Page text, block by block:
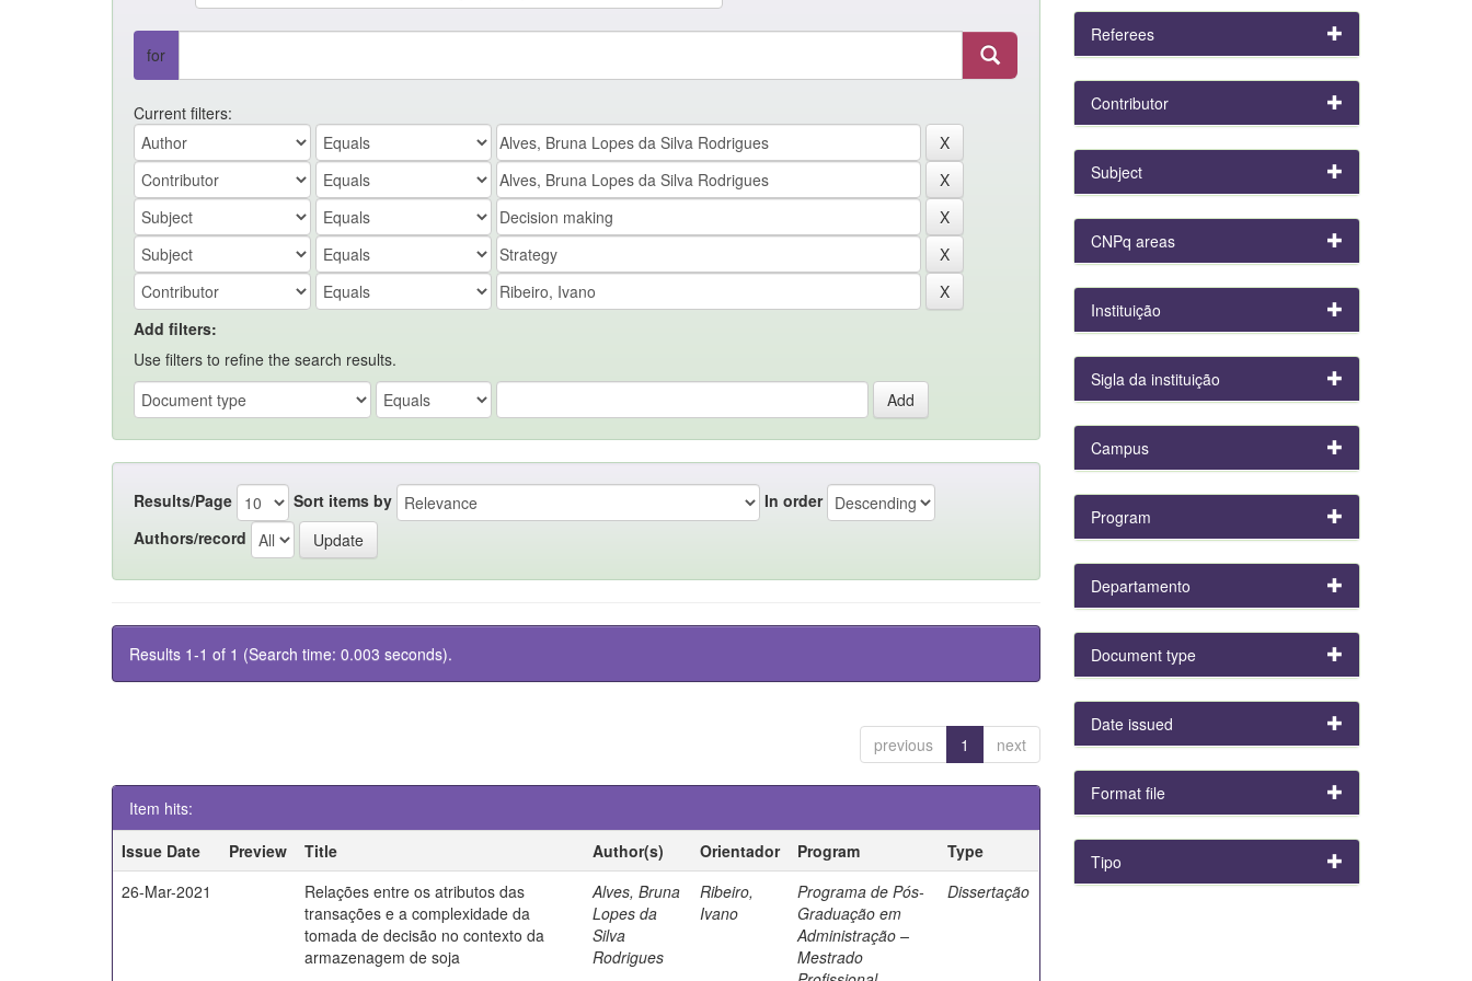
for
Current filters:
Add filters:
Use filters to refine the search results.
Results/Page Sort items by
In order
Authors/record
Results 1-1 of 1 (Search time: 0.003 seconds).
previous 1 next
Item hits:
Issue Date
Preview Title Author(s) Orientador Program
Type
26-Mar-2021
Relações entre os atributos das
transações e a complexidade da
tomada de decisão no contexto da
armazenagem de soja
Alves, Bruna
Lopes da
Silva
Rodrigues
Ribeiro,
Ivano
Programa de Pós-
Graduação em
Administração –
Mestrado
Dissertação
Referees
Contributor
Subject
CNPq areas
Instituição
Sigla da instituição
Campus
Program
Departamento
Document type
Date issued
Format file
Tipo